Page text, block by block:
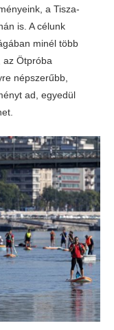
a Tisza-
is. A célunk
minél több
az Ötpróba
népszerűbb,
ad, egyedül